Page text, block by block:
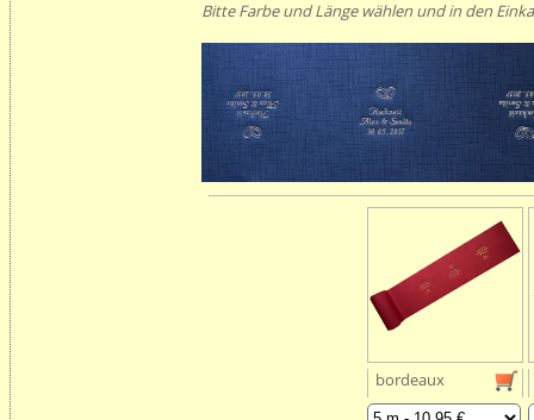
Bitte Farbe und Länge wählen und in den
bordeaux